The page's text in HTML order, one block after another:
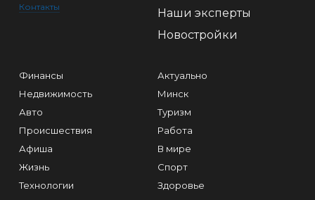
Контакты
Наши эксперты
Новостройки
Финансы
Недвижимость
Авто
Происшествия
Афиша
Жизнь
Технологии
Актуально
Минск
Туризм
Работа
В мире
Спорт
Здоровье